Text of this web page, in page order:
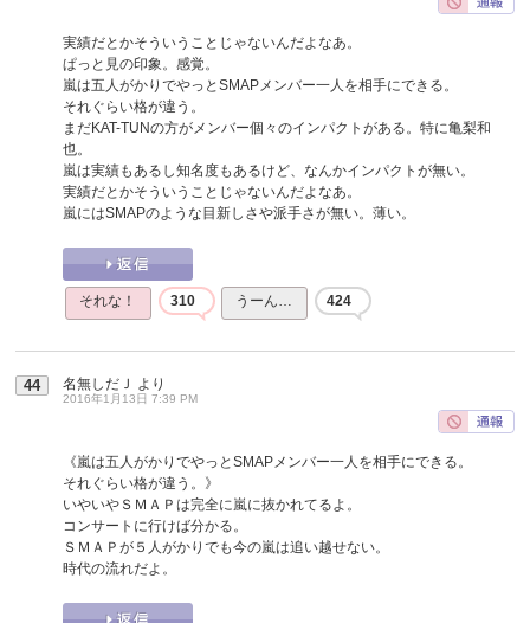
実績だとかそういうことじゃないんだよなあ。
ぱっと見の印象。感覚。
嵐は五人がかりでやっとSMAPメンバー一人を相手にできる。
それぐらい格が違う。
まだKAT-TUNの方がメンバー個々のインパクトがある。特に亀梨和
也。
嵐は実績もあるし知名度もあるけど、なんかインパクトが無い。
実績だとかそういうことじゃないんだよなあ。
嵐にはSMAPのような目新しさや派手さが無い。薄い。
それな！ 310 うーん… 424
44 名無しだＪ より
2016年1月13日 7:39 PM
《嵐は五人がかりでやっとSMAPメンバー一人を相手にできる。
それぐらい格が違う。》
いやいやＳＭＡＰは完全に嵐に抜かれてるよ。
コンサートに行けば分かる。
ＳＭＡＰが５人がかりでも今の嵐は追い越せない。
時代の流れだよ。